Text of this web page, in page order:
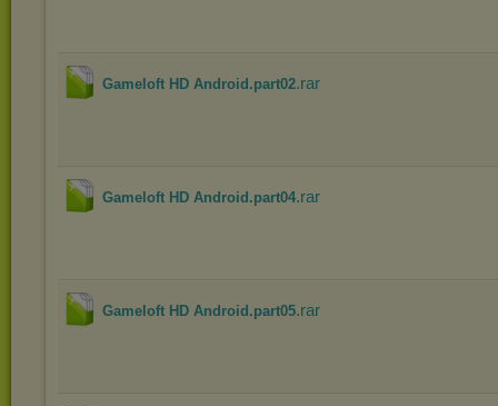
Gameloft HD Android.part02.rar
Gameloft HD Android.part04.rar
Gameloft HD Android.part05.rar